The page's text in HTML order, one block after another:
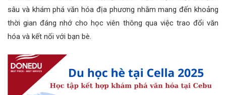
sâu và khám phá văn hóa địa phương nhằm mang đến khoảng
thời gian đáng nhớ cho học viên thông qua việc trao đổi văn
hóa và kết nối với bạn bè.